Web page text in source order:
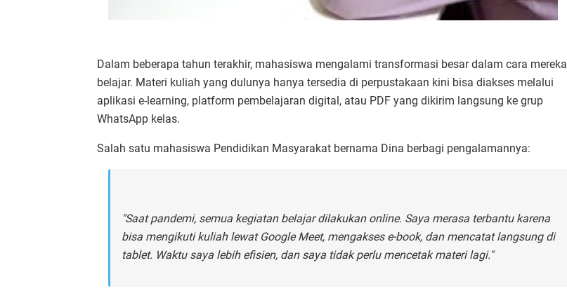
Dalam beberapa tahun terakhir, mahasiswa mengalami transformasi besar dalam cara mereka
belajar. Materi kuliah yang dulunya hanya tersedia di perpustakaan kini bisa diakses melalui
aplikasi e-learning, platform pembelajaran digital, atau PDF yang dikirim langsung ke grup
WhatsApp kelas.
Salah satu mahasiswa Pendidikan Masyarakat bernama Dina berbagi pengalamannya:
"Saat pandemi, semua kegiatan belajar dilakukan online. Saya merasa terbantu karena
bisa mengikuti kuliah lewat Google Meet, mengakses e-book, dan mencatat langsung di
tablet. Waktu saya lebih efisien, dan saya tidak perlu mencetak materi lagi."